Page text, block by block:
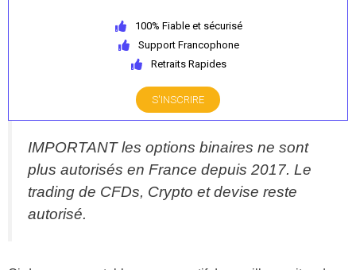
100% Fiable et sécurisé
Support Francophone
Retraits Rapides
S'INSCRIRE
IMPORTANT les options binaires ne sont
plus autorisés en France depuis 2017. Le
trading de CFDs, Crypto et devise reste
autorisé.